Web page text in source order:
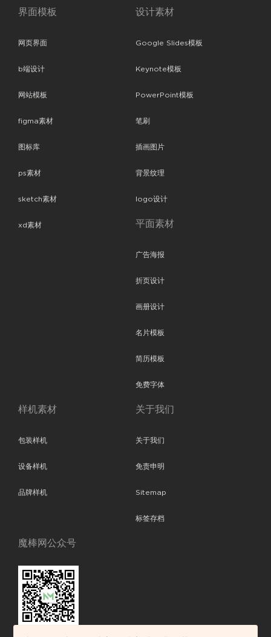
界面模板
网页界面
b端设计
网站模板
figma素材
图标库
ps素材
sketch素材
xd素材
设计素材
Google Slides模板
Keynote模板
PowerPoint模板
笔刷
插画图片
背景纹理
logo设计
平面素材
广告海报
折页设计
画册设计
名片模板
简历模板
免费字体
样机素材
包装样机
设备样机
品牌样机
关于我们
关于我们
免责申明
Sitemap
标签存档
魔棒网公众号